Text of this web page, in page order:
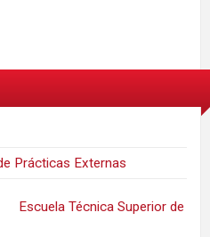
Prácticas Externas
Escuela Técnica Superior de